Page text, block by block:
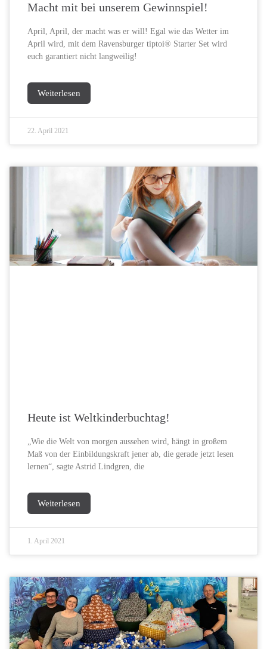
Macht mit bei unserem Gewinnspiel!
April, April, der macht was er will! Egal wie das Wetter im
April wird, mit dem Ravensburger tiptoi® Starter Set wird
euch garantiert nicht langweilig!
Weiterlesen
22. April 2021
Heute ist Weltkinderbuchtag!
„Wie die Welt von morgen aussehen wird, hängt in großem
Maß von der Einbildungskraft jener ab, die gerade jetzt lesen
lernen“, sagte Astrid Lindgren, die
Weiterlesen
1. April 2021